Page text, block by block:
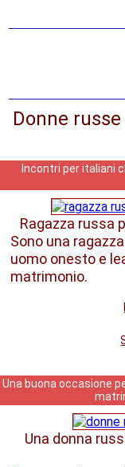
Donne
Incontri per italiani
Ragazza russa
Sono una
uomo onesto e
matrimonio.
Una buona occasione
Una donna